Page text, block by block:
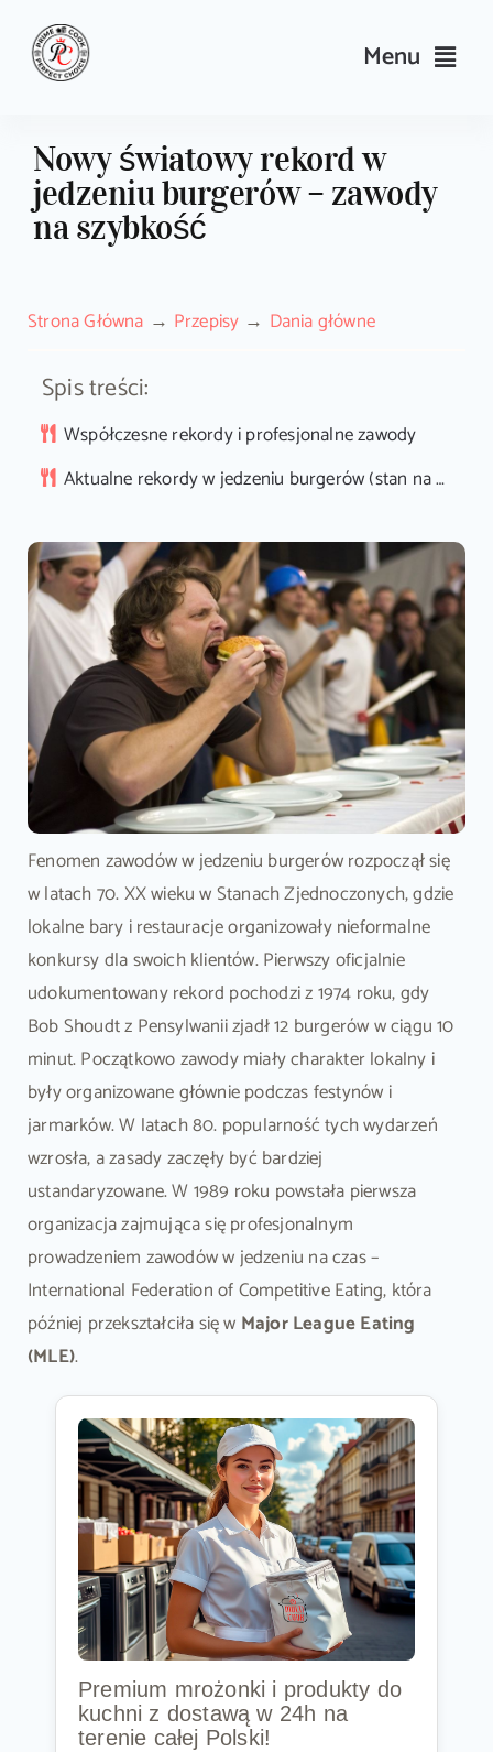
content
Menu
Kulinarne triki i porady
Search
Sklep PrimeCook
Nowy światowy rekord w
jedzeniu burgerów – zawody
na szybkość
Strona Główna Przepisy Dania główne
Spis treści:
Współczesne rekordy i profesjonalne zawody
Aktualne rekordy w jedzeniu burgerów (stan na 2025 rok)
Fenomen zawodów w jedzeniu burgerów rozpoczął się
w latach 70. XX wieku w Stanach Zjednoczonych, gdzie
lokalne bary i restauracje organizowały nieformalne
konkursy dla swoich klientów. Pierwszy oficjalnie
udokumentowany rekord pochodzi z 1974 roku, gdy
Bob Shoudt z Pensylwanii zjadł 12 burgerów w ciągu 10
minut. Początkowo zawody miały charakter lokalny i
były organizowane głównie podczas festynów i
jarmarków. W latach 80. popularność tych wydarzeń
wzrosła, a zasady zaczęły być bardziej
ustandaryzowane. W 1989 roku powstała pierwsza
organizacja zajmująca się profesjonalnym
prowadzeniem zawodów w jedzeniu na czas –
International Federation of Competitive Eating, która
później przekształciła się w Major League Eating
(MLE).
Premium mrożonki i produkty do
kuchni z dostawą w 24h na
terenie całej Polski!